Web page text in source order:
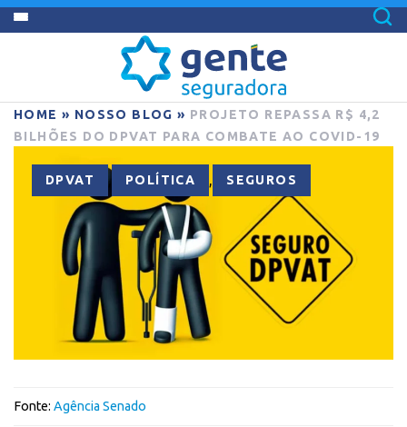
HOME » NOSSO BLOG » PROJETO REPASSA R$ 4,2
BILHÕES DO DPVAT PARA COMBATE AO COVID-19
DPVAT , POLÍTICA , SEGUROS
Fonte: Agência Senado